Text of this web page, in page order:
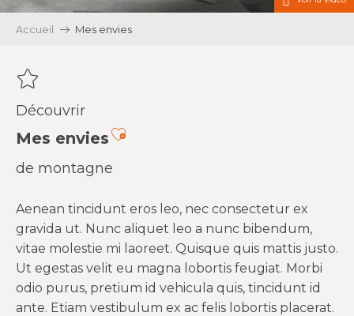
Accueil Mes envies
Découvrir
Mes enviesAjouter aux favoris
de montagne
Aenean tincidunt eros leo, nec consectetur ex
gravida ut. Nunc aliquet leo a nunc bibendum,
vitae molestie mi laoreet. Quisque quis mattis justo.
Ut egestas velit eu magna lobortis feugiat. Morbi
odio purus, pretium id vehicula quis, tincidunt id
ante. Etiam vestibulum ex ac felis lobortis placerat.